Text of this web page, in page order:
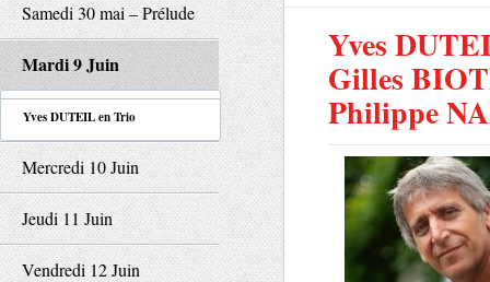
Samedi 30 mai – Prélude
Mardi 9 Juin
Yves DUTEIL en Trio
Mercredi 10 Juin
Jeudi 11 Juin
Vendredi 12 Juin
Yves
Gilles
Philippe